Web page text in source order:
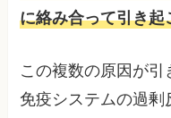
に絡み合って引き起
この複数の原因が
免疫システムの過